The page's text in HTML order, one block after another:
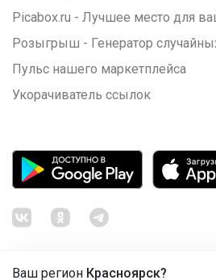
Ваш регион Красноярск?
Picabox.ru - Лучшее место для
Розыгрыш - Генератор
Пульс нашего маркетплейса
Укорачиватель ссылок
Продолжая использовать этот